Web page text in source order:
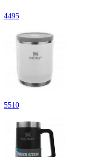
4495
5510